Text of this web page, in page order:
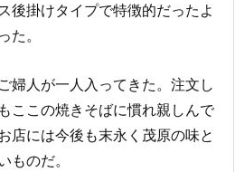
後掛けタイプで特徴的だったよ
た。
婦人が一人入ってきた。注文し
ここの焼きそばに慣れ親しんで
店には今後も末永く茂原の味と
ものだ。